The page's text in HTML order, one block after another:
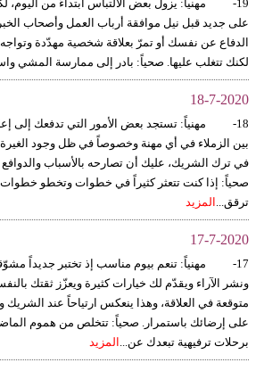
19- مهنياً: يزول بعض الالتباس ابتداءً من اليوم،
على جديد قبل نيل موافقة أرباب العمل وأصحاب
الدفاع عن نفسك أو تمرّ بعلاقة شخصية مهدّدة
لكنك تتغلب عليها. صحياً: بادر إلى ممارسة المشي
18-7-2020
18- مهنياً: تستجد بعض الأمور التي تدفعك إلى
بين الزملاء في أي مهنة وخصوصاً في ظل وجود الغيرة
في ترك الشريك، عليك أن تصارحه بالأسباب
صحياً: إذا كنت تتعثر كثيراً في خطوات وتخطو خطوات
ترقق... المزيد
17-7-2020
17- مهنياً: تنعم بيوم مناسب إذ تختبر جديداً
ونشر الآراء ويقدّم لك خيارات كثيرة ويعزّز ثقتك
متوقعة في العلاقة، وهذا ينعكس ارتياحاً عند الشريك
على إرضائك باستمرار. صحياً: تتخلص من هموم الماضي
برحلات ترفيهية تبعدك عن... المزيد